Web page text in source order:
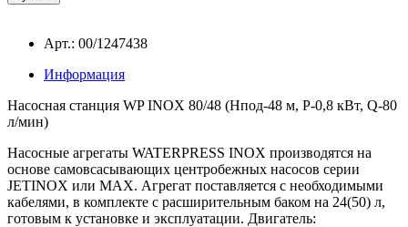
Арт.: 00/1247438
Информация
Насосная станция WP INOX 80/48 (Hпод-48 м, P-0,8 кВт, Q-80
л/мин)
Насосные агрегаты WATERPRESS INOX производятся на
основе самовсасывающих центробежных насосов серии
JETINOX или МАХ. Агрегат поставляется с необходимыми
кабелями, в комплекте с расширительным баком на 24(50) л,
готовым к установке и эксплуатации. Двигатель: